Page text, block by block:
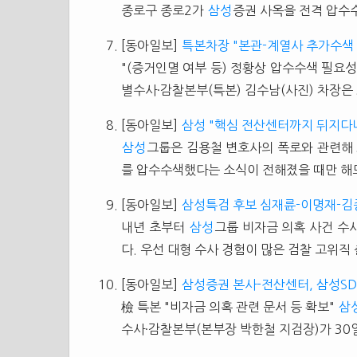
종로구 종로2가 삼성 증권 사옥을 전격 압수
[동아일보]
특본차장 "본관-계열사 추가수
"(증거인멸 여부 등) 정황상 압수수색 필요
별수사·감찰본부(특본) 김수남(사진) 차장
[동아일보] 삼성 "핵심 전산센터까지 뒤지
삼성 그룹은 김용철 변호사의 폭로와 관련
를 압수수색했다는 소식이 전해졌을 때만 해
[동아일보] 삼성특검 후보 심재륜-이명재-김
내년 초부터 삼성 그룹 비자금 의혹 사건 수
다. 우선 대형 수사 경험이 많은 검찰 고위직
[동아일보] 삼성증권 본사-전산센터, 삼성
檢 특본 "비자금 의혹 관련 문서 등 확보" 삼
수사·감찰본부(본부장 박한철 지검장)가 30